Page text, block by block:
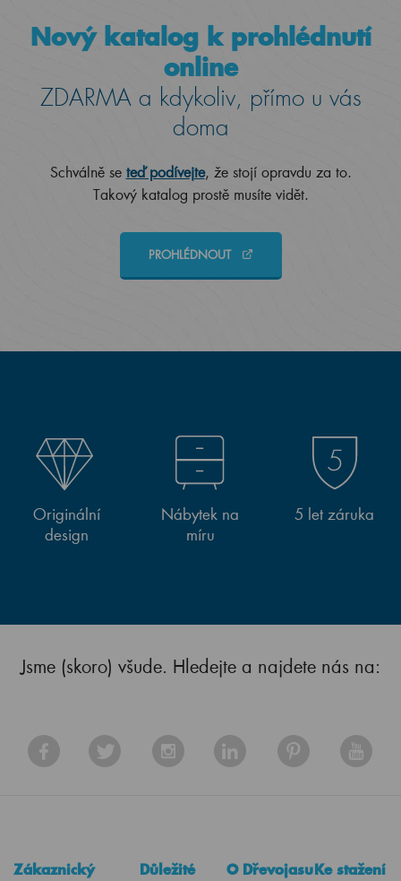
Nový katalog k prohlédnutí
online
ZDARMA a kdykoliv, přímo u vás
doma
Schválně se teď podívejte, že stojí opravdu za to.
Takový katalog prostě musíte vidět.
PROHLÉDNOUT
Originální
design
Nábytek na
míru
5 let záruka
Jsme (skoro) všude. Hledejte a najdete nás na:
Zákaznický
Důležité
O DřevojasuKe stažení